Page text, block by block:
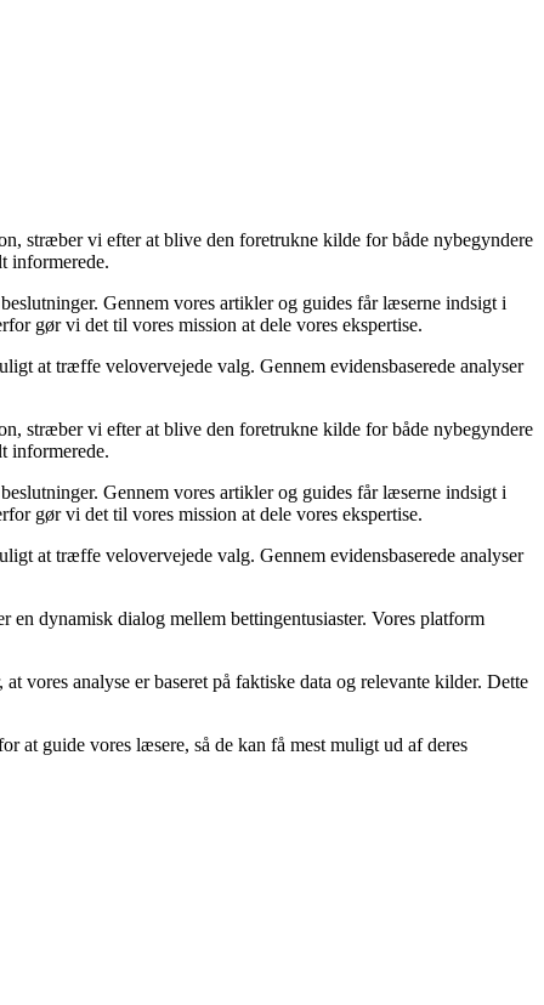
stræber vi efter at blive den foretrukne kilde for både nybegyndere
informerede.
Gennem vores artikler og guides får læserne indsigt i
gør vi det til vores mission at dele vores ekspertise.
at træffe velovervejede valg. Gennem evidensbaserede analyser
stræber vi efter at blive den foretrukne kilde for både nybegyndere
informerede.
Gennem vores artikler og guides får læserne indsigt i
gør vi det til vores mission at dele vores ekspertise.
at træffe velovervejede valg. Gennem evidensbaserede analyser
dynamisk dialog mellem bettingentusiaster. Vores platform
vores analyse er baseret på faktiske data og relevante kilder. Dette
at guide vores læsere, så de kan få mest muligt ud af deres